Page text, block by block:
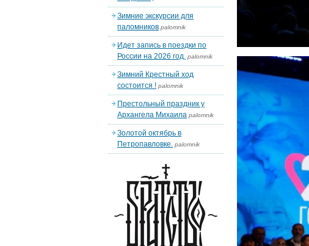
Зимние экскурсии для
паломников palomnik
Идет запись в поездки по
России на 2026 год. palomnik
Зимний Крестный ход
состоится ! palomnik
Престольный праздник у
Архангела Михаила palomnik
Золотой октябрь в
Петропавловке. palomnik